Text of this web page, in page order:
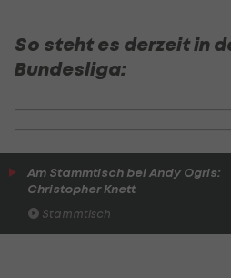
So steht es derzeit in
Bundesliga:
Am Stammtisch bei Andy Ogris:
Christopher Knett
Stammtisch